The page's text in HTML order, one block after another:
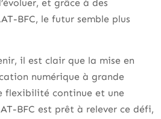
et grâce à des
BFC, le futur semble plus
il est clair que la mise en
numérique à grande
flexibilité continue et une
BFC est prêt à relever ce défi,